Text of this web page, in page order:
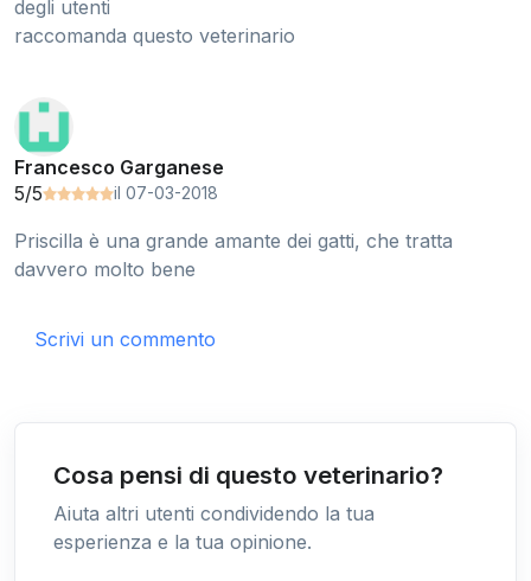
degli utenti
raccomanda questo veterinario
Francesco Garganese
5/5
il 07-03-2018
Priscilla è una grande amante dei gatti, che tratta
davvero molto bene
Scrivi un commento
Cosa pensi di questo veterinario?
Aiuta altri utenti condividendo la tua
esperienza e la tua opinione.